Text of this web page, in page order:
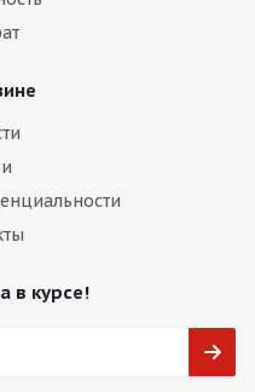
в курсе!